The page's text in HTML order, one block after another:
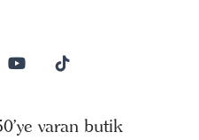
varan butik